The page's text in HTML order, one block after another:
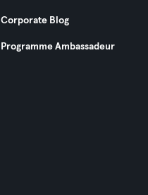
Corporate Blog
Programme Ambassadeur